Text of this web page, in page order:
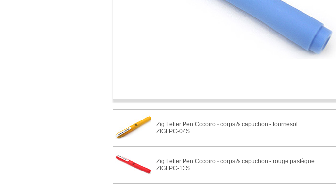
Zig Letter Pen Cocoiro - corps & capuchon - tournesol
ZIGLPC-04S
Zig Letter Pen Cocoiro - corps & capuchon - rouge pastèque
ZIGLPC-13S